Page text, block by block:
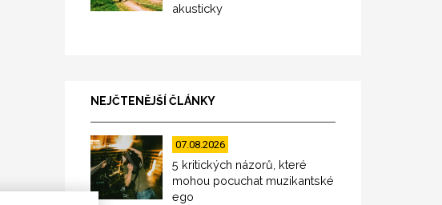
akusticky
NEJČTENĚJŠÍ ČLÁNKY
07.08.2026
5 kritických názorů, které
mohou pocuchat muzikantské
ego